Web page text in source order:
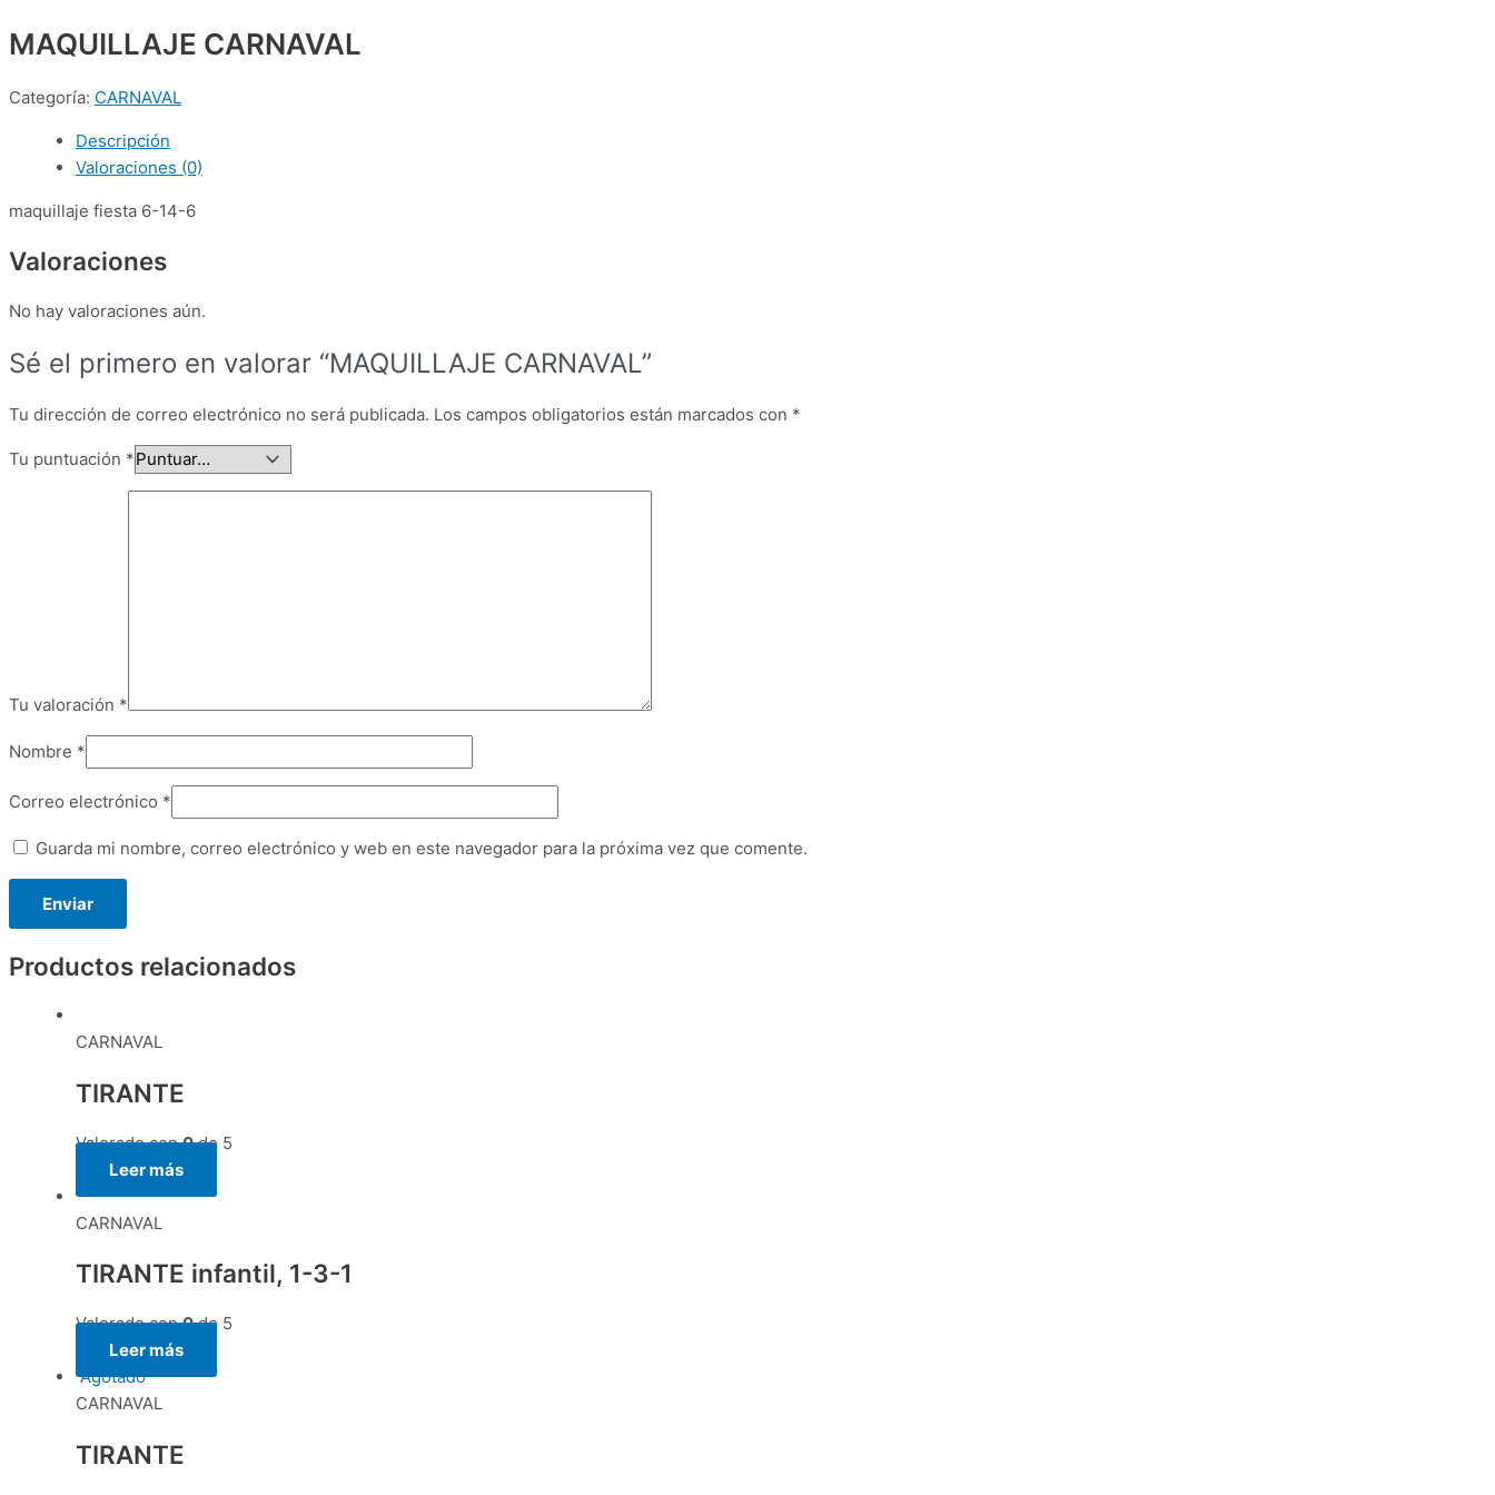
MAQUILLAJE CARNAVAL
Categoría: CARNAVAL
Descripción
Valoraciones (0)
maquillaje fiesta 6-14-6
Valoraciones
No hay valoraciones aún.
Sé el primero en valorar “MAQUILLAJE CARNAVAL”
Tu dirección de correo electrónico no será publicada. Los campos obligatorios están marcados con *
Tu puntuación *
Tu valoración *
Nombre *
Correo electrónico *
Guarda mi nombre, correo electrónico y web en este navegador para la próxima vez que comente.
Productos relacionados
CARNAVAL
TIRANTE
Valorado con0de 5
Leer más
CARNAVAL
TIRANTE infantil, 1-3-1
Valorado con0de 5
Leer más
Agotado
CARNAVAL
TIRANTE